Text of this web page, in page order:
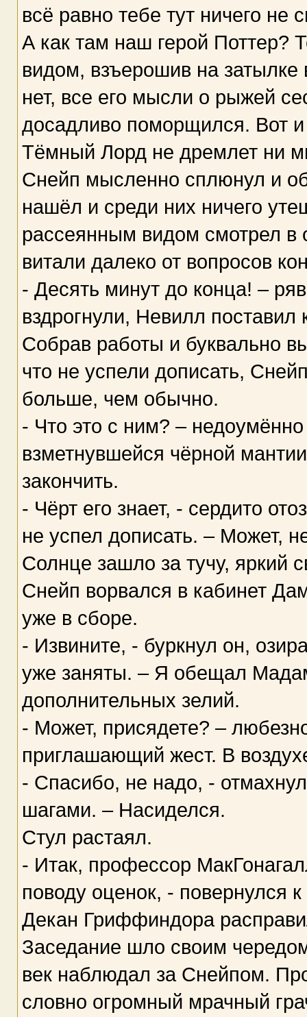
всё равно тебе тут ничего не
А как там наш герой Поттер?
видом, взъерошив на
нет, все его мысли о рыжей
досадливо поморщился. Вот
Тёмный Лорд не дремлет ни
Снейп мысленно сплюнул и
нашёл и среди них ничего
рассеянным видом смотрел в
витали далеко от вопросов
- Десять минут до конца! –
вздрогнули, Невилл поставил
Собрав работы и буквально
что не успели дописать,
больше, чем обычно.
- Что это с ним? –
взметнувшейся чёрной
закончить.
- Чёрт его знает, - сердито
не успел дописать. – Может,
Солнце зашло за тучу, яркий
Снейп ворвался в кабинет
уже в сборе.
- Извините, - буркнул он,
уже заняты. – Я обещал
дополнительных зелий.
- Может, присядете? –
приглашающий жест. В
- Спасибо, не надо, -
шагами. – Насиделся.
Стул растаял.
- Итак, профессор
поводу оценок, - повернулся
Декан Гриффиндора
Заседание шло своим
век наблюдал за Снейпом.
словно огромный мрачный